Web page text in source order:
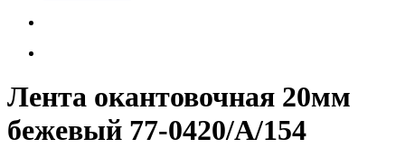
Лента окантовочная 20мм
бежевый 77-0420/А/154